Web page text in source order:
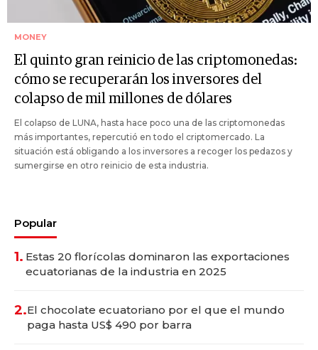
MONEY
El quinto gran reinicio de las criptomonedas:
cómo se recuperarán los inversores del
colapso de mil millones de dólares
El colapso de LUNA, hasta hace poco una de las criptomonedas
más importantes, repercutió en todo el criptomercado. La
situación está obligando a los inversores a recoger los pedazos y
sumergirse en otro reinicio de esta industria.
Popular
1. Estas 20 florícolas dominaron las exportaciones
ecuatorianas de la industria en 2025
2.El chocolate ecuatoriano por el que el mundo
paga hasta US$ 490 por barra